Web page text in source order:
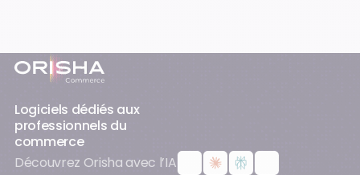
Pied-de-page
Logiciels dédiés aux
professionnels du
commerce
Découvrez Orisha avec l’IA